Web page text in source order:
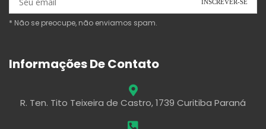
* Não se preocupe, não enviamos spam.
Informações De Contato
R. Ten. Tito Teixeira de Castro, 1739 Curitiba Paraná